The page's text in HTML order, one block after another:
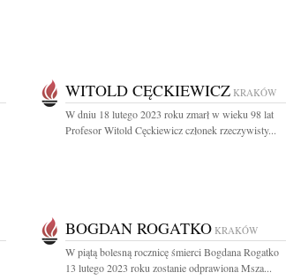
WITOLD CĘCKIEWICZ KRAKÓW
W dniu 18 lutego 2023 roku zmarł w wieku 98 lat
Profesor Witold Cęckiewicz członek rzeczywisty...
BOGDAN ROGATKO KRAKÓW
W piątą bolesną rocznicę śmierci Bogdana Rogatko
13 lutego 2023 roku zostanie odprawiona Msza...